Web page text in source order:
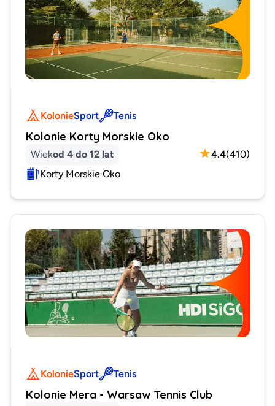
KolonieSport Tenis
Kolonie Korty Morskie Oko
Wiekod 4 do 12 lat 4.4(410)
Korty Morskie Oko
KolonieSport Tenis
Kolonie Mera - Warsaw Tennis Club